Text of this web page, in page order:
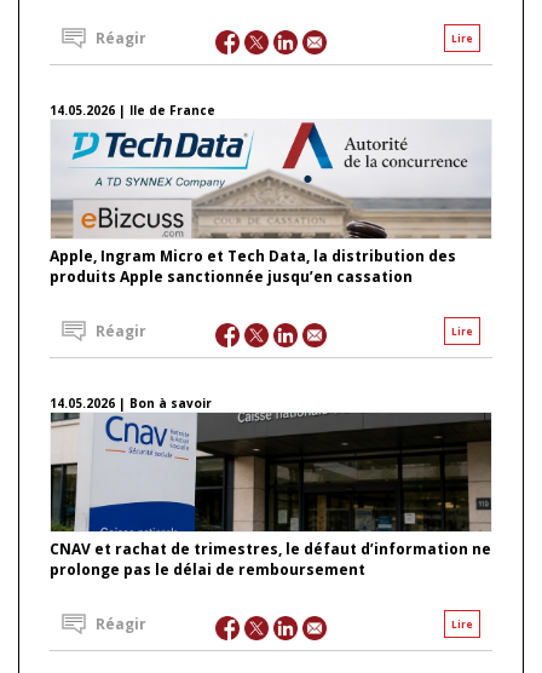
Lire
Réagir
14.05.2026 | Ile de France
Apple, Ingram Micro et Tech Data, la distribution des
produits Apple sanctionnée jusqu’en cassation
Lire
Réagir
14.05.2026 | Bon à savoir
CNAV et rachat de trimestres, le défaut d’information ne
prolonge pas le délai de remboursement
Lire
Réagir